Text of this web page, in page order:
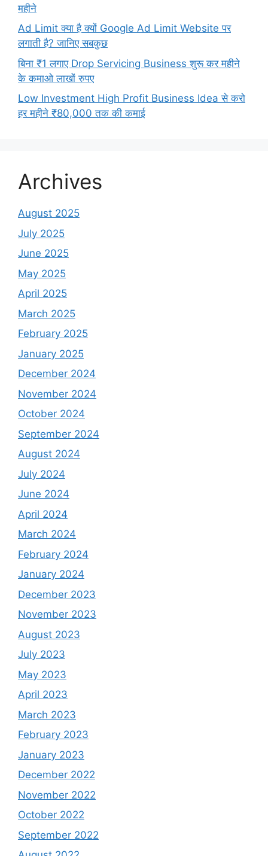
महीने
Ad Limit क्या है क्यों Google Ad Limit Website पर
लगाती है? जानिए सबकुछ
बिना ₹1 लगाए Drop Servicing Business शुरू कर महीने
के कमाओ लाखों रुपए
Low Investment High Profit Business Idea से करो
हर महीने ₹80,000 तक की कमाई
Archives
August 2025
July 2025
June 2025
May 2025
April 2025
March 2025
February 2025
January 2025
December 2024
November 2024
October 2024
September 2024
August 2024
July 2024
June 2024
April 2024
March 2024
February 2024
January 2024
December 2023
November 2023
August 2023
July 2023
May 2023
April 2023
March 2023
February 2023
January 2023
December 2022
November 2022
October 2022
September 2022